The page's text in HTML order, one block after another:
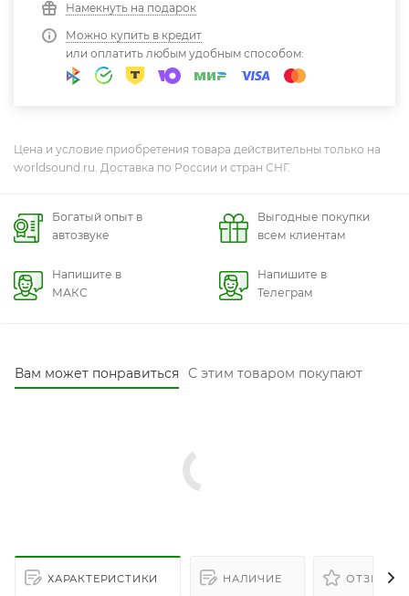
Намекнуть на подарок
Можно купить в кредит
или оплатить любым удобным способом:
Цена и условие приобретения товара действительны только на
worldsound.ru. Доставка по России и стран СНГ.
Богатый опыт в
автозвуке
Выгодные покупки
всем клиентам
Напишите в
МАКС
Напишите в
Телеграм
Вам может понравиться С этим товаром покупают
ХАРАКТЕРИСТИКИ НАЛИЧИЕ ОТЗЫВЫ